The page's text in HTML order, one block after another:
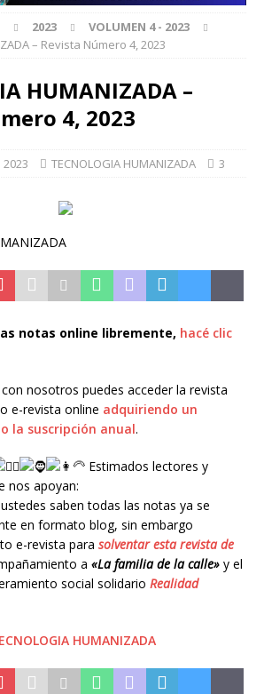
2023
VOLUMEN 4 - 2023
– Revista Número 4, 2023
HUMANIZADA –
4, 2023
TECNOLOGIA HUMANIZADA 3
notas online libremente, hacé clic
nosotros puedes acceder la revista
e-revista online adquiriendo un
la suscripción anual.
Estimados lectores y
nos apoyan:
saben todas las notas ya se
en formato blog, sin embargo
e-revista para solventar esta revista de
a «La familia de la calle» y el
social solidario Realidad